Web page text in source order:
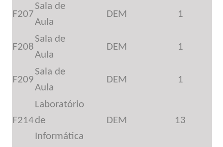
F207
Sala de
Aula
DEM 1
F208
Sala de
Aula
DEM 1
F209
Sala de
Aula
DEM 1
F214
Laboratório
de
Informática
DEM 13